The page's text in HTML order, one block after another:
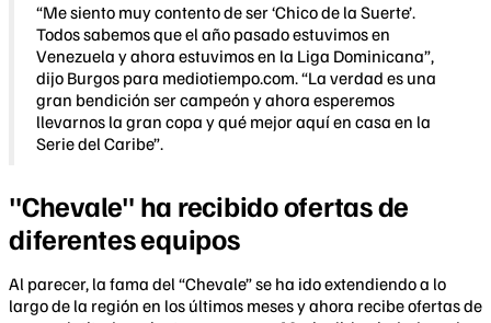
“Me siento muy contento de ser ‘Chico de la Suerte’.
Todos sabemos que el año pasado estuvimos en
Venezuela y ahora estuvimos en la Liga Dominicana”,
dijo Burgos para mediotiempo.com. “La verdad es una
gran bendición ser campeón y ahora esperemos
llevarnos la gran copa y qué mejor aquí en casa en la
Serie del Caribe”.
"Chevale" ha recibido ofertas de
diferentes equipos
Al parecer, la fama del “Chevale” se ha ido extendiendo a lo
largo de la región en los últimos meses y ahora recibe ofertas de